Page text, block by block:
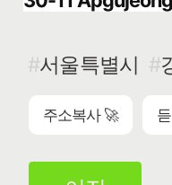
서울특별시
주소복사 🚀